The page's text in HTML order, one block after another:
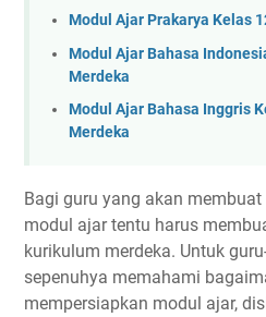
Modul Ajar Prakarya Kelas
Modul Ajar Bahasa
Merdeka
Modul Ajar Bahasa Inggris
Merdeka
Bagi guru yang akan
modul ajar tentu harus
kurikulum merdeka. Untuk
sepenuhya memahami
mempersiapkan modul ajar,